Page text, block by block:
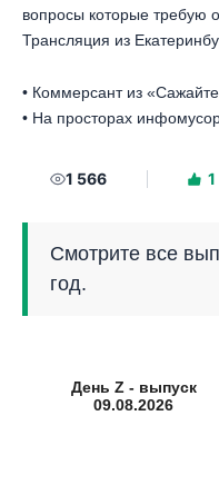
вопросы которые требую
Трансляция из
• Коммерсант из
• На просторах
1 566 1
Смотрите все
год.
День Z - выпуск
09.08.2026